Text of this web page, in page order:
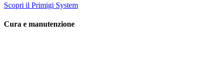
Scopri il Primigi System
Cura e manutenzione